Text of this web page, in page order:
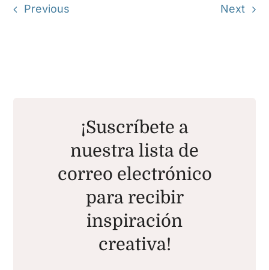
Previous Next
¡Suscríbete a
nuestra lista de
correo electrónico
para recibir
inspiración
creativa!